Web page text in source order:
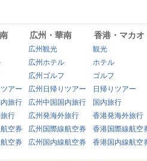
広州・華南 香港・マカオ
広州観光
観光
広州ホテル
ホテル
広州ゴルフ
ゴルフ
アー 広州日帰りツアー
日帰りツアー
旅行 広州中国国内旅行
国内旅行
行 広州発海外旅行
香港発海外旅行
空券 広州国際線航空券
香港国際線航空
空券 広州国内線航空券 香港国内線航空